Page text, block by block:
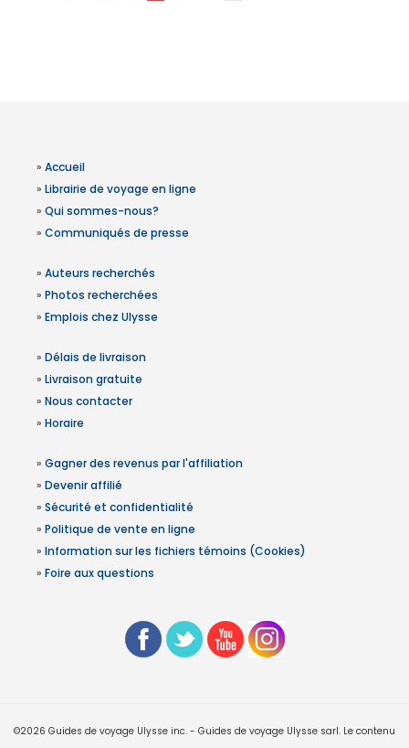
» Accueil
» Librairie de voyage en ligne
» Qui sommes-nous?
» Communiqués de presse
» Auteurs recherchés
» Photos recherchées
» Emplois chez Ulysse
» Délais de livraison
» Livraison gratuite
» Nous contacter
» Horaire
» Gagner des revenus par l'affiliation
» Devenir affilié
» Sécurité et confidentialité
» Politique de vente en ligne
» Information sur les fichiers témoins (Cookies)
» Foire aux questions
©2026 Guides de voyage Ulysse inc. - Guides de voyage Ulysse sarl. Le contenu